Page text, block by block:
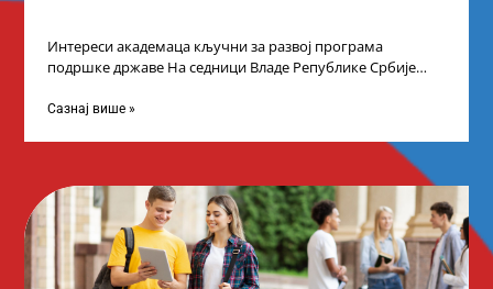
Интереси академаца кључни за развој програма
подршке државе На седници Владе Републике Србије
Сазнај више »